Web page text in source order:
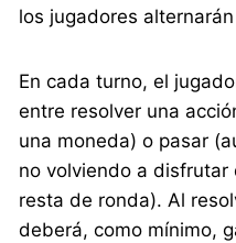
los jugadores
En cada turno, el
entre resolver una
una moneda) o pasar
no volviendo a disfrutar
resta de ronda). Al
deberá, como mínimo,